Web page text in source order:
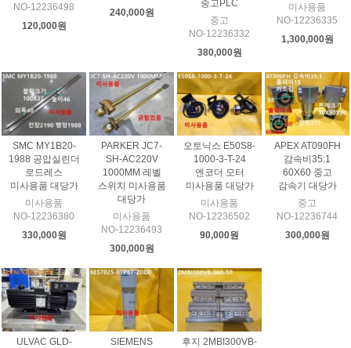
NO-12236498
120,000원
240,000원
중고PLC
중고
NO-12236332
380,000원
미사용품
NO-12236335
1,300,000원
SMC MY1B20-
1988 공압실린더
로드레스
미사용품 대당가
미사용품
NO-12236380
330,000원
PARKER JC7-
SH-AC220V
1000MM 레벨
스위치 미사용품
대당가
미사용품
NO-12236493
300,000원
오토닉스 E50S8-
1000-3-T-24
엔코더 모터
미사용품 대당가
미사용품
NO-12236502
90,000원
APEX AT090FH
감속비35:1
60X60 중고
감속기 대당가
중고
NO-12236744
300,000원
ULVAC GLD-
SIEMENS
후지 2MBI300VB-